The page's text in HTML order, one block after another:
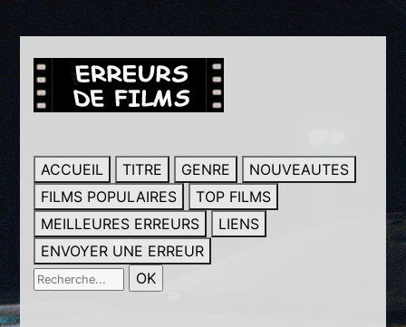
ACCUEIL TITRE GENRE
NOUVEAUTES
FILMS POPULAIRES
TOP FILMS
MEILLEURES ERREURS
LIENS
ENVOYER UNE ERREUR